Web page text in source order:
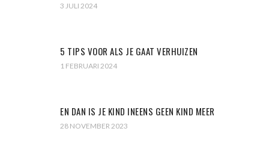
3 JULI 2024
5 TIPS VOOR ALS JE GAAT VERHUIZEN
1 FEBRUARI 2024
EN DAN IS JE KIND INEENS GEEN KIND MEER
28 NOVEMBER 2023